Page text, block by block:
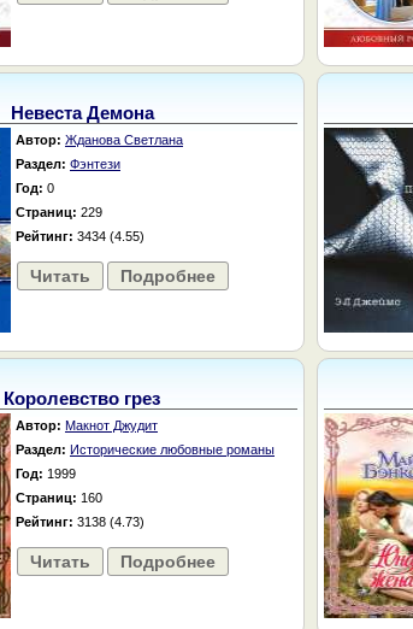
Невеста Демона
Автор: Жданова Светлана
Раздел: Фэнтези
Год: 0
Страниц: 229
Рейтинг: 3434 (4.55)
Читать Подробнее
Королевство грез
Автор: Макнот Джудит
Раздел: Исторические любовные романы
Год: 1999
Страниц: 160
Рейтинг: 3138 (4.73)
Читать Подробнее